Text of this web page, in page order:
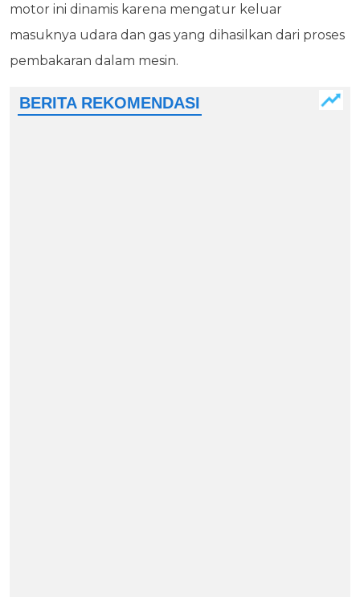
motor ini dinamis karena mengatur keluar
masuknya udara dan gas yang dihasilkan dari proses
pembakaran dalam mesin.